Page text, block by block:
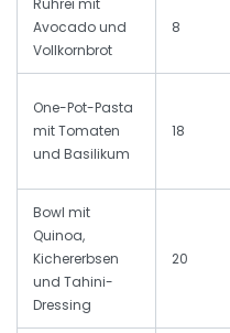
Avocado und
Vollkornbrot
8
One-Pot-Pasta
mit Tomaten
und Basilikum
18
Bowl mit
Quinoa,
Kichererbsen
und Tahini-
Dressing
20